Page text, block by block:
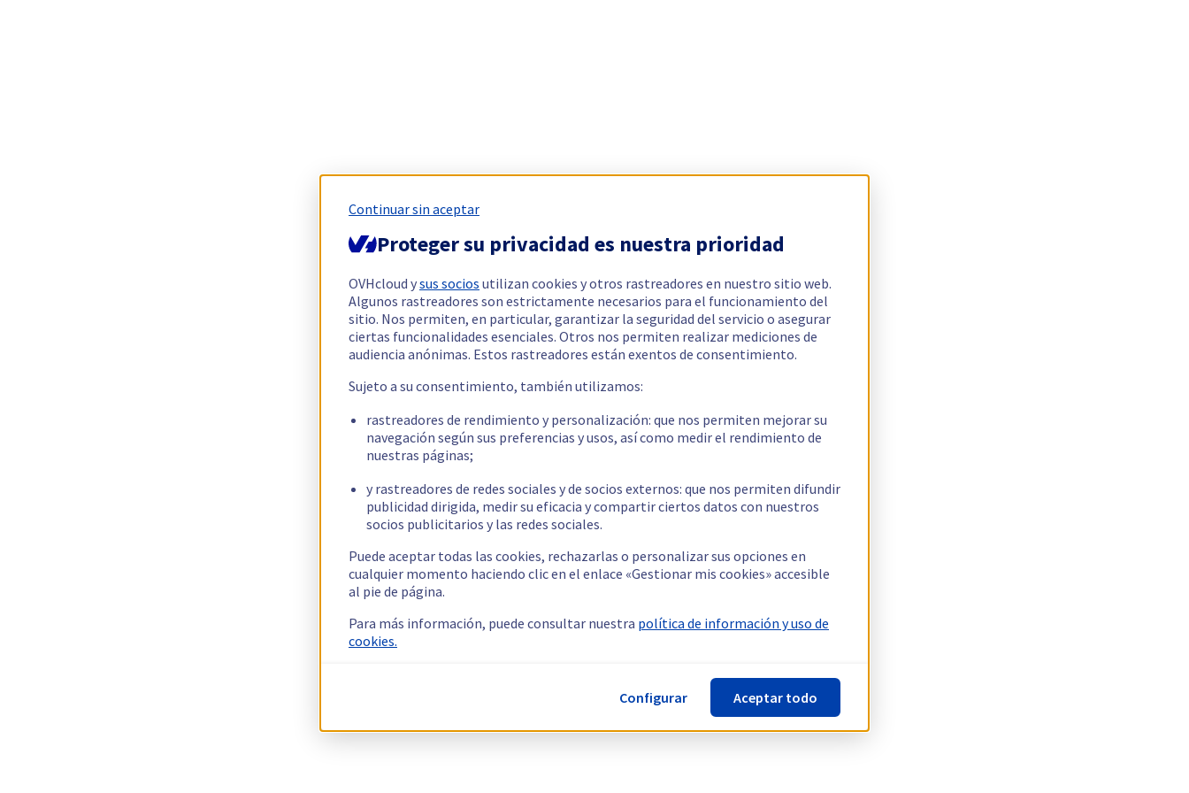
Continuar sin aceptar
Proteger su privacidad es nuestra prioridad
OVHcloud ysus socios utilizan cookies y otros rastreadores en nuestro sitio web.
Algunos rastreadores son estrictamente necesarios para el funcionamiento del
sitio. Nos permiten, en particular, garantizar la seguridad del servicio o asegurar
ciertas funcionalidades esenciales. Otros nos permiten realizar mediciones de
audiencia anónimas. Estos rastreadores están exentos de consentimiento.
Sujeto a su consentimiento, también utilizamos:
rastreadores de rendimiento y personalización: que nos permiten mejorar su
navegación según sus preferencias y usos, así como medir el rendimiento de
nuestras páginas;
y rastreadores de redes sociales y de socios externos: que nos permiten difundir
publicidad dirigida, medir su eficacia y compartir ciertos datos con nuestros
socios publicitarios y las redes sociales.
Puede aceptar todas las cookies, rechazarlas o personalizar sus opciones en
cualquier momento haciendo clic en el enlace «Gestionar mis cookies» accesible
al pie de página.
Para más información, puede consultar nuestra política de información y uso de
cookies.
Configurar Aceptar todo